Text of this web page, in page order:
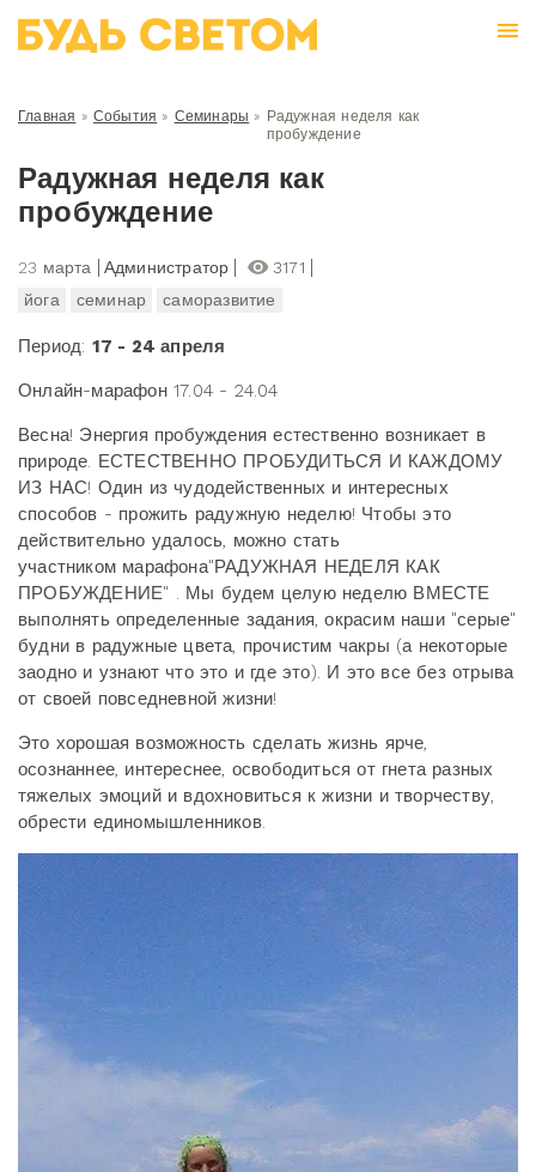
Главная » События » Семинары » Радужная неделя как
пробуждение
Радужная неделя как
пробуждение
23 марта Администратор
3171
йога
семинар саморазвитие
Период: 17 - 24 апреля
Онлайн-марафон 17.04 - 24.04
​Весна! Энергия пробуждения естественно возникает в
природе. ЕСТЕСТВЕННО ПРОБУДИТЬСЯ И КАЖДОМУ
ИЗ НАС! Один из чудодейственных и интересных
способов - прожить радужную неделю! Чтобы это
действительно удалось, можно стать
участником марафона"РАДУЖНАЯ НЕДЕЛЯ КАК
ПРОБУЖДЕНИЕ" . Мы будем целую неделю ВМЕСТЕ
выполнять определенные задания, окрасим наши "серые"
будни в радужные цвета, прочистим чакры (а некоторые
заодно и узнают что это и где это). И это все без отрыва
от своей повседневной жизни!
Это хорошая возможность сделать жизнь ярче,
осознаннее, интереснее, освободиться от гнета разных
тяжелых эмоций и вдохновиться к жизни и творчеству,
обрести единомышленников.